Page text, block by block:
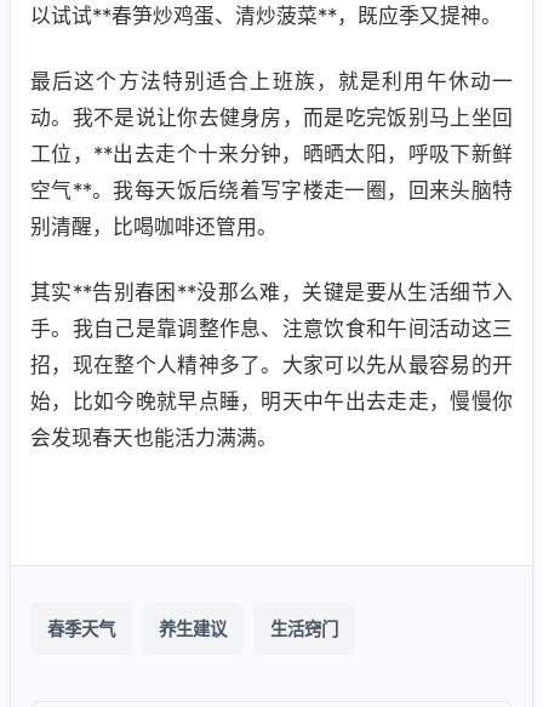
以试试**春笋炒鸡蛋、清炒菠菜**，既应季又提神。
最后这个方法特别适合上班族，就是利用午休动一
动。我不是说让你去健身房，而是吃完饭别马上坐回
工位，**出去走个十来分钟，晒晒太阳，呼吸下新鲜
空气**。我每天饭后绕着写字楼走一圈，回来头脑特
别清醒，比喝咖啡还管用。
其实**告别春困**没那么难，关键是要从生活细节入
手。我自己是靠调整作息、注意饮食和午间活动这三
招，现在整个人精神多了。大家可以先从最容易的开
始，比如今晚就早点睡，明天中午出去走走，慢慢你
会发现春天也能活力满满。
春季天气 养生建议 生活窍门